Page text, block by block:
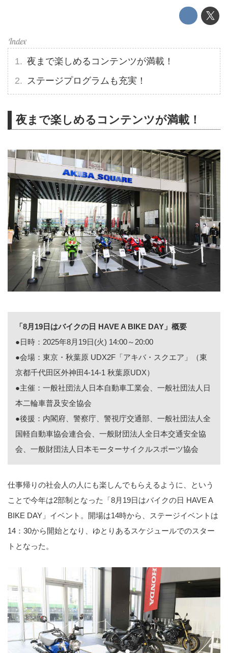
夜まで楽しめるコンテンツが満載！
ステージプログラムも充実！
夜まで楽しめるコンテンツが満載！
「8月19日はバイクの日 HAVE A BIKE DAY」概要
●日時：2025年8月19日(火) 14:00～20:00
●会場：東京・秋葉原 UDX2F「アキバ・スクエア」（東
京都千代田区外神田4-14-1 秋葉原UDX）
●主催：一般社団法人日本自動車工業会、一般社団法人日
本二輪車普及安全協会
●後援：内閣府、警察庁、警視庁交通部、一般社団法人全
国軽自動車協会連合会、一般財団法人全日本交通安全協
会、一般財団法人日本モーターサイクルスポーツ協会
仕事帰りの社会人の人にも楽しんでもらえるように、という
ことで今年は2部制となった「8月19日はバイクの日 HAVE A
BIKE DAY」イベント。開場は14時から、ステージイベントは
14：30から開始となり、ゆとりあるスケジュールでのスター
トとなった。